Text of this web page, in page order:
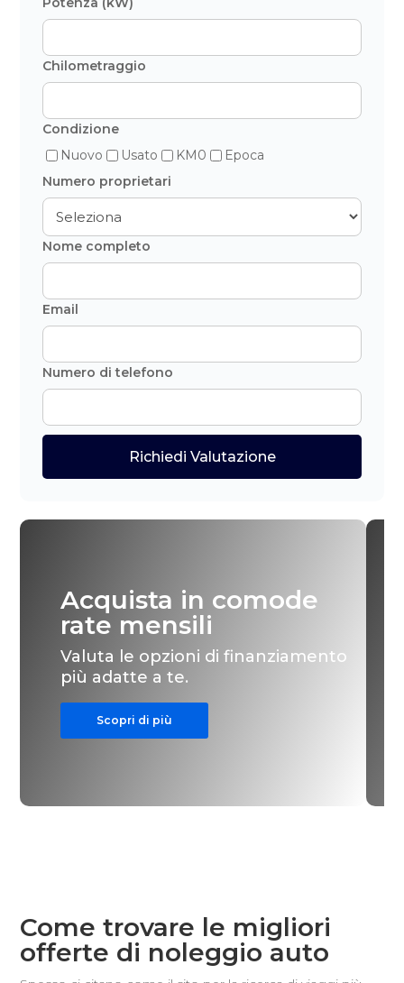
Chilometraggio
Condizione
Nuovo
Usato KM0
Epoca
Numero proprietari
Nome completo
Email
Numero di telefono
Richiedi Valutazione
Acquista in comode
rate mensili
Valuta le opzioni di finanziamento
più adatte a te.
Scopri di più
Come trovare le migliori
offerte di noleggio auto